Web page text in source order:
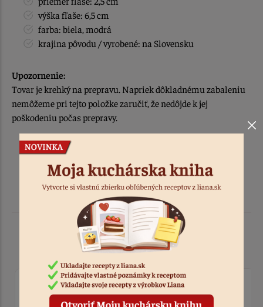
výška fľaše: 6,5 cm
farba: biela, modrá
krajina pôvodu / vyrobené: na Slovensku
Upozornenie:
Tovar je krehký na prepravu. Napriek dôkladnému zabaleniu
nemôžeme pri tejto položke zaručiť, že nedôjde k jej
poškodeniu počas prepravy.
Podobné produkty